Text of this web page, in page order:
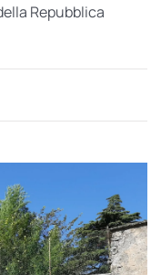
Repubblica